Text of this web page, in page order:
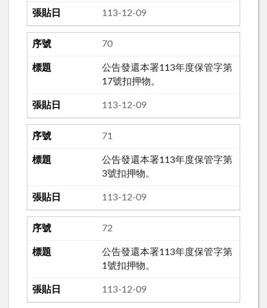
113-12-09
70
公告發還本署113年度保管字第
17號扣押物。
113-12-09
71
公告發還本署113年度保管字第
3號扣押物。
113-12-09
72
公告發還本署113年度保管字第
1號扣押物。
113-12-09